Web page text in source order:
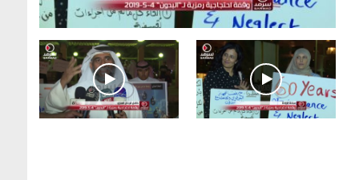
.وقفة احتجاجية رمزية لـ”#البدون” في ساحة الإرادة
الأحد 5 مايو 2019